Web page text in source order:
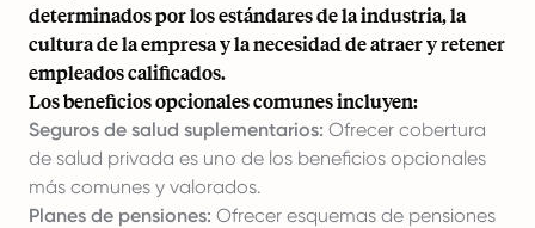
determinados por los estándares de la industria, la
cultura de la empresa y la necesidad de atraer y retener
empleados calificados.
Los beneficios opcionales comunes incluyen:
Seguros de salud suplementarios: Ofrecer cobertura
de salud privada es uno de los beneficios opcionales
más comunes y valorados.
Planes de pensiones: Ofrecer esquemas de pensiones